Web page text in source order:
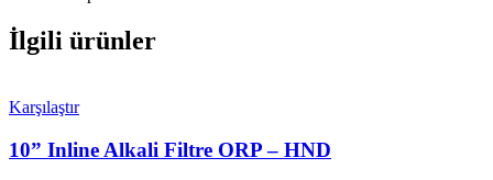
İlgili ürünler
Karşılaştır
10” Inline Alkali Filtre ORP – HND